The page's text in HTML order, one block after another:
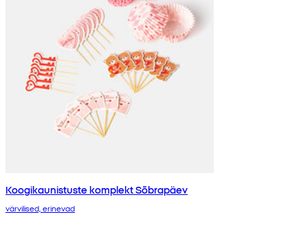
Koogikaunistuste komplekt Sõbrapäev
värvilised, erinevad